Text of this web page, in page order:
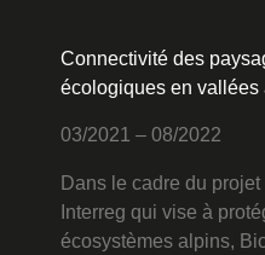
Connectivité des
écologiques en vallées
03/2021 – 08/2022
Dans le cadre du
Interreg qui vise à
écosystèmes alpins,